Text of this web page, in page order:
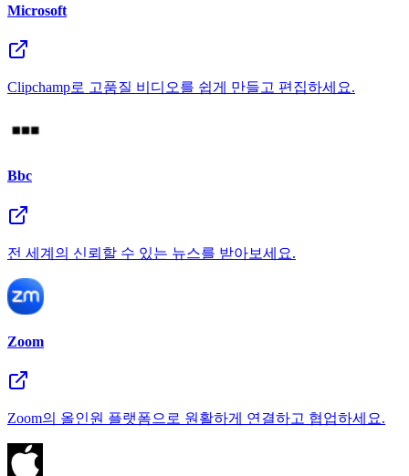
Microsoft
Clipchamp로 고품질 비디오를 쉽게 만들고 편집하세요.
Bbc
전 세계의 신뢰할 수 있는 뉴스를 받아보세요.
Zoom
Zoom의 올인원 플랫폼으로 원활하게 연결하고 협업하세요.